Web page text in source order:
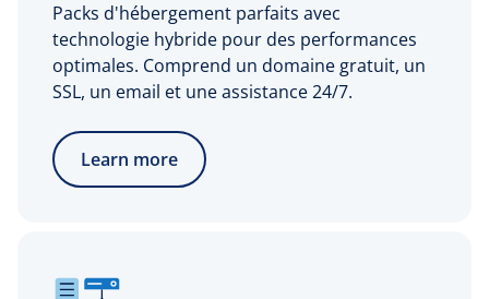
Packs d'hébergement parfaits avec
technologie hybride pour des performances
optimales. Comprend un domaine gratuit, un
SSL, un email et une assistance 24/7.
Learn more